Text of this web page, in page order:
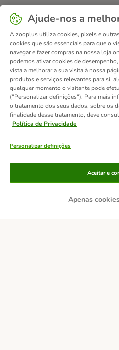
Ajude-nos a
A zooplus utiliza cookies, pixels e
cookies que são essenciais para que o
navegar e fazer compras na nossa loja
podemos ativar cookies de
vista a melhorar a sua visita à nossa
produtos e serviços relevantes para si,
qualquer momento o visitante pode
("Personalizar definições"). Para mais
o tratamento dos seus dados, sobre os
finalidade desse tratamento, deve
Política de Privacidade
Personalizar definições
Apenas
Aceitar e